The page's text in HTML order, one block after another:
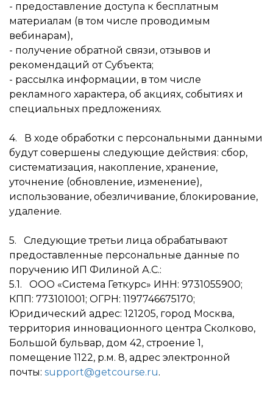
- предоставление доступа к бесплатным
материалам (в том числе проводимым
вебинарам),
- получение обратной связи, отзывов и
рекомендаций от Субъекта;
- рассылка информации, в том числе
рекламного характера, об акциях, событиях и
специальных предложениях.
4. В ходе обработки с персональными данными
будут совершены следующие действия: сбор,
систематизация, накопление, хранение,
уточнение (обновление, изменение),
использование, обезличивание, блокирование,
удаление.
5. Следующие третьи лица обрабатывают
предоставленные персональные данные по
поручению ИП Филиной А.С.:
5.1. ООО «Система Геткурс» ИНН: 9731055900;
КПП: 773101001; ОГРН: 1197746675170;
Юридический адрес: 121205, город Москва,
территория инновационного центра Сколково,
Большой бульвар, дом 42, строение 1,
помещение 1122, р.м. 8, адрес электронной
почты: support@getcourse.ru.